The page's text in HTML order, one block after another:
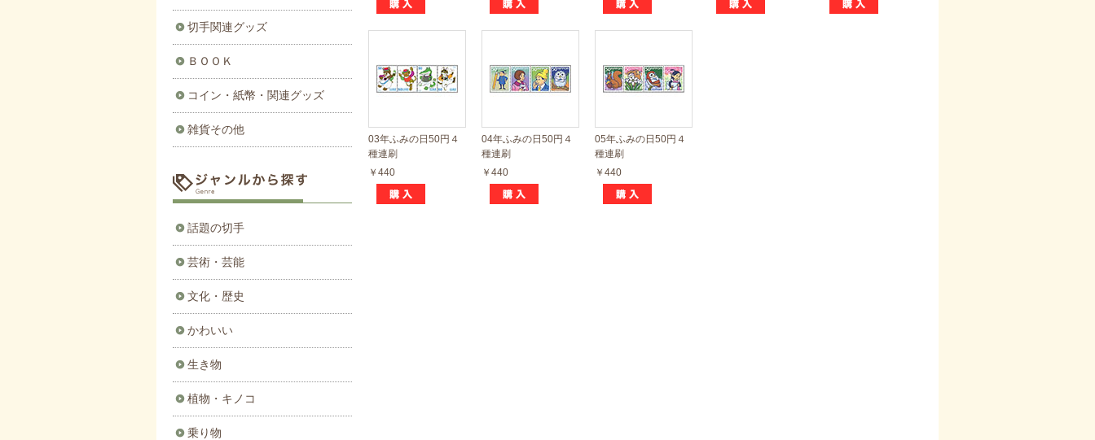
03年ふみの日50円４
種連刷
￥440
04年ふみの日50円４
種連刷
￥440
05年ふみの日50円４
種連刷
￥440
切手関連グッズ
ＢＯＯＫ
コイン・紙幣・関連グッズ
雑貨その他
話題の切手
芸術・芸能
文化・歴史
かわいい
生き物
植物・キノコ
乗り物